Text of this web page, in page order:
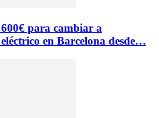
para cambiar a
en Barcelona desde…